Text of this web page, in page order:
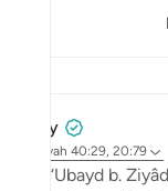
ayah 40:29, 20:79
that ‘Ubayd b.